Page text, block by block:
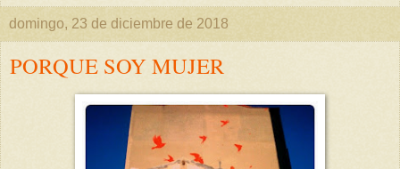
domingo, 23 de diciembre de 2018
PORQUE SOY MUJER